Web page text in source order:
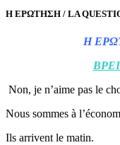
Η ΕΡΩΤΗΣΗ / LA
Η
Non, je n’aime pas le
Nous sommes à
Ils arrivent le matin.